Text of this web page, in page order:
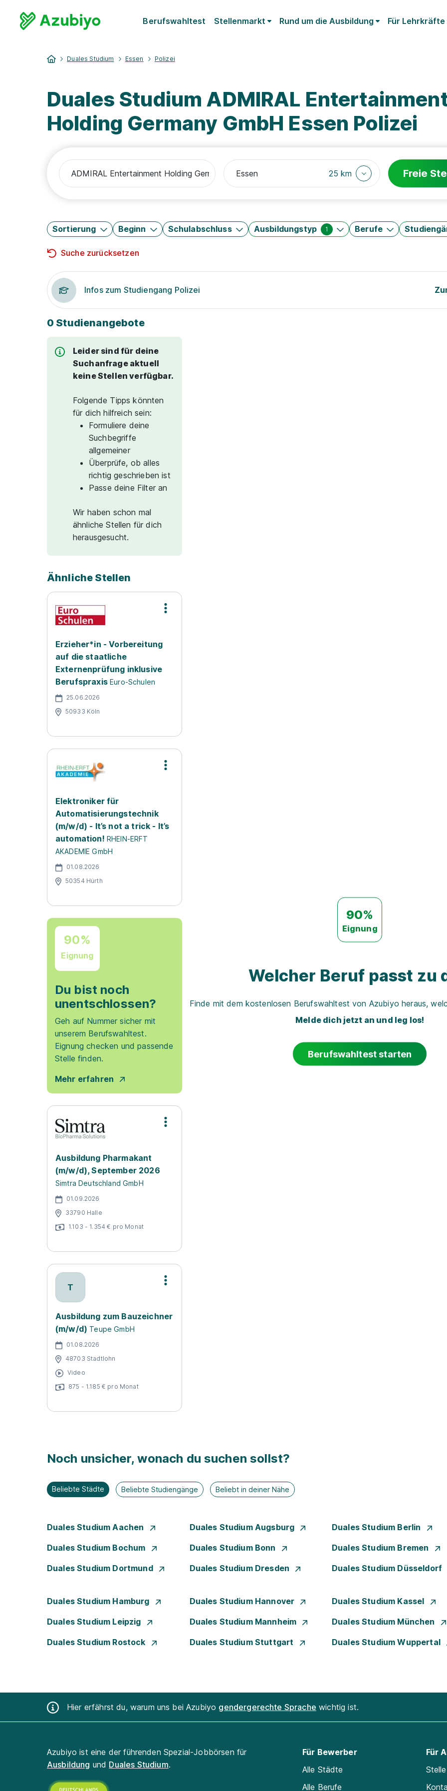
Berufswahltest Stellenmarkt Rund um die Ausbildung Für Lehrkräfte
Duales Studium Essen Polizei
Duales Studium ADMIRAL
Holding Germany GmbH Essen Polizei
25 km Freie
Sortierung Beginn Schulabschluss Ausbildungstyp 1 Berufe
Suche zurücksetzen
Infos zum Studiengang Polizei
0 Studienangebote
Leider sind für deine
Suchanfrage aktuell
keine Stellen verfügbar.
Folgende Tipps könnten
für dich hilfreich sein:
Formuliere deine
Suchbegriffe
allgemeiner
Überprüfe, ob alles
richtig geschrieben ist
Passe deine Filter an
Wir haben schon mal
ähnliche Stellen für dich
herausgesucht.
Ähnliche Stellen
Erzieher*in - Vorbereitung
auf die staatliche
Externenprüfung inklusive
Berufspraxis Euro-Schulen
25.06.2026
50933 Köln
Elektroniker für
Automatisierungstechnik
(m/w/d) - It’s not a trick - It’s
automation! RHEIN-ERFT
AKADEMIE GmbH
01.08.2026
50354 Hürth
90%
Eignung
Du bist noch
unentschlossen?
Geh auf Nummer sicher mit
unserem Berufswahltest.
Eignung checken und passende
Stelle finden.
Mehr erfahren
Ausbildung Pharmakant
(m/w/d), September 2026
Simtra Deutschland GmbH
01.09.2026
33790 Halle
1.103 - 1.354 € pro Monat
T
Ausbildung zum Bauzeichner
(m/w/d) Teupe GmbH
01.08.2026
48703 Stadtlohn
Video
875 - 1.185 € pro Monat
90%
Eignung
Welcher Beruf passt zu
Finde mit dem kostenlosen Berufswahltest von Azubiyo heraus,
Melde dich jetzt an und leg los!
Berufswahltest starten
Noch unsicher, wonach du suchen sollst?
Beliebte Städte Beliebte Studiengänge Beliebt in deiner Nähe
Duales Studium Aachen Duales Studium Augsburg Duales Studium Berlin
Duales Studium Bochum Duales Studium Bonn Duales Studium Bremen
Duales Studium Dortmund Duales Studium Dresden Duales Studium Düsseldorf
Duales Studium Hamburg Duales Studium Hannover Duales Studium Kassel
Duales Studium Leipzig Duales Studium Mannheim Duales Studium München
Duales Studium Rostock Duales Studium Stuttgart Duales Studium Wuppertal
Hier erfährst du, warum uns bei Azubiyo gendergerechte Sprache wichtig ist.
Azubiyo ist eine der führenden Spezial-Jobbörsen für
Ausbildung und Duales Studium.
Für Bewerber
Alle Städte
Alle Berufe
Für